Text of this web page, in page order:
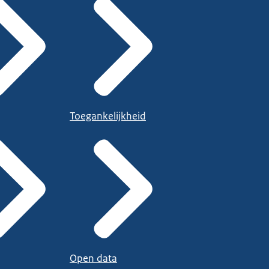
Toegankelijkheid
Open data